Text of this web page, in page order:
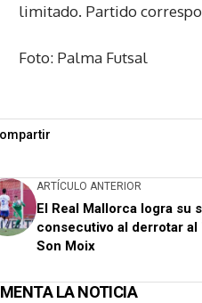
limitado. Partido
Foto: Palma Futsal
ARTÍCULO ANTERIOR
El Real Mallorca logra su
consecutivo al derrotar
Son Moix
LA NOTICIA